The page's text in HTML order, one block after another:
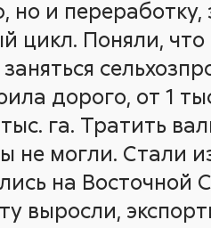
но и
цикл. Поняли,
дорого, от 1
га. Тратить
не могли. Стали
на
выросли,